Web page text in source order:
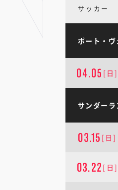
サッカー
ポート・
04.05 [日]
サンダー
03.15 [日]
03.22 [日]